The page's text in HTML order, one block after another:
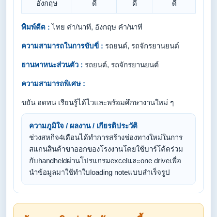
อังกฤษ ดี ดี ดี
พิมพ์ดีด : ไทย คำ/นาที, อังกฤษ คำ/นาที
ความสามารถในการขับขี่ : รถยนต์, รถจักรยานยนต์
ยานพาหนะส่วนตัว : รถยนต์, รถจักรยานยนต์
ความสามารถพิเศษ :
ขยัน อดทน เรียนรู้ได้ไวและพร้อมศึกษางานใหม่ ๆ
ความภูมิใจ / ผลงาน / เกียรติประวัติ
ช่วงสหกิจ4เดือนได้ทำการสร้างช่องทางใหม่ในการ
สแกนสินค้าขาออกของโรงงานโดยใช้บาร์โค้ดร่วม
กับhandheldผ่านโปรแกรมexcelและone driveเพื่อ
นำข้อมูลมาใช้ทำใบloading noteแบบสำเร็จรูป